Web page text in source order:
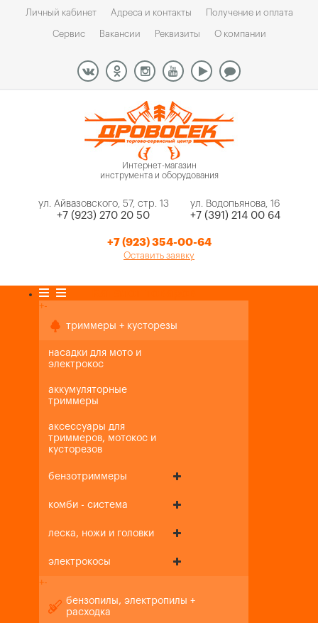
Личный кабинет Адреса и контакты Получение и оплата
Сервис Вакансии Реквизиты О компании
Интернет-магазин
инструмента и оборудования
ул. Айвазовского, 57, стр. 13
+7 (923) 270 20 50
ул. Водопьянова, 16
+7 (391) 214 00 64
+7 (923) 354-00-64
Оставить заявку
+-
триммеры + кусторезы
насадки для мото и
электрокос
аккумуляторные
триммеры
аксессуары для
триммеров, мотокос и
кусторезов
бензотриммеры
комби - система
леска, ножи и головки
электрокосы
+-
бензопилы, электропилы +
расходка